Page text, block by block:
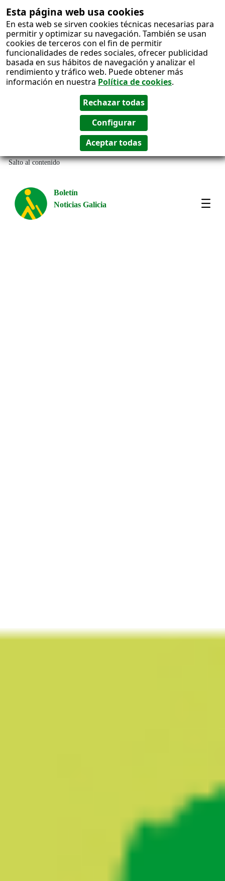
Esta página web usa cookies
En esta web se sirven cookies técnicas necesarias para
permitir y optimizar su navegación. También se usan
cookies de terceros con el fin de permitir
funcionalidades de redes sociales, ofrecer publicidad
basada en sus hábitos de navegación y analizar el
rendimiento y tráfico web. Puede obtener más
información en nuestra Política de cookies.
Salto al contenido
Boletín
Noticias Galicia